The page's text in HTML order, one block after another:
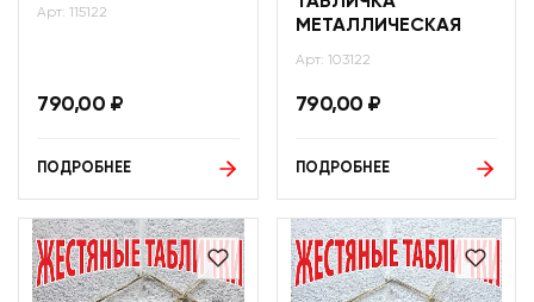
Арт: 115122
790,00 ₽
ПОДРОБНЕЕ
МЕТАЛЛИЧЕСКАЯ
Арт: 103122
790,00 ₽
ПОДРОБНЕЕ